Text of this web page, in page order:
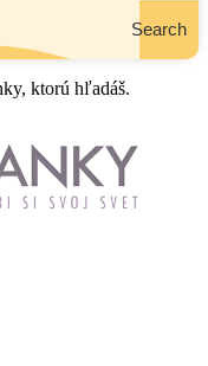
Search
ktorú hľadáš.